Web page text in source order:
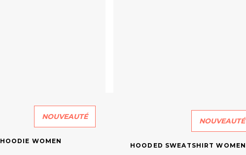
NOUVEAUTÉ
HOODIE WOMEN
NOUVEAUTÉ
HOODED SWEATSHIRT WOMEN